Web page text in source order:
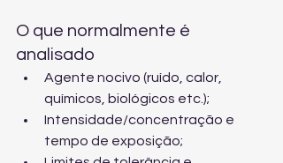
O que normalmente é
analisado
Agente nocivo (ruído, calor,
químicos, biológicos etc.);
Intensidade/concentração e
tempo de exposição;